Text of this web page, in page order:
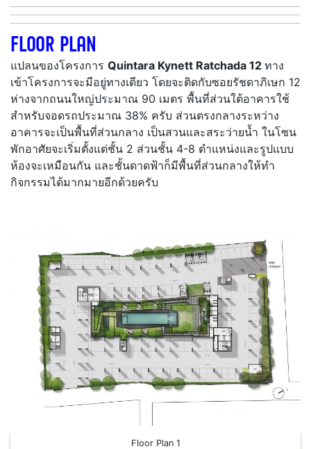
FLOOR PLAN
แปลนของโครงการ Quintara Kynett Ratchada 12 ทาง
เข้าโครงการจะมีอยู่ทางเดียว โดยจะติดกับซอยรัชดาภิเษก 12
ห่างจากถนนใหญ่ประมาณ 90 เมตร พื้นที่ส่วนใต้อาคารใช้
สำหรับจอดรถประมาณ 38% ครับ ส่วนตรงกลางระหว่าง
อาคารจะเป็นพื้นที่ส่วนกลาง เป็นสวนและสระว่ายน้ำ ในโซน
พักอาศัยจะเริ่มตั้งแต่ชั้น 2 ส่วนชั้น 4-8 ตำแหน่งและรูปแบบ
ห้องจะเหมือนกัน และชั้นดาดฟ้าก็มีพื้นที่ส่วนกลางให้ทำ
กิจกรรมได้มากมายอีกด้วยครับ
Floor Plan 1